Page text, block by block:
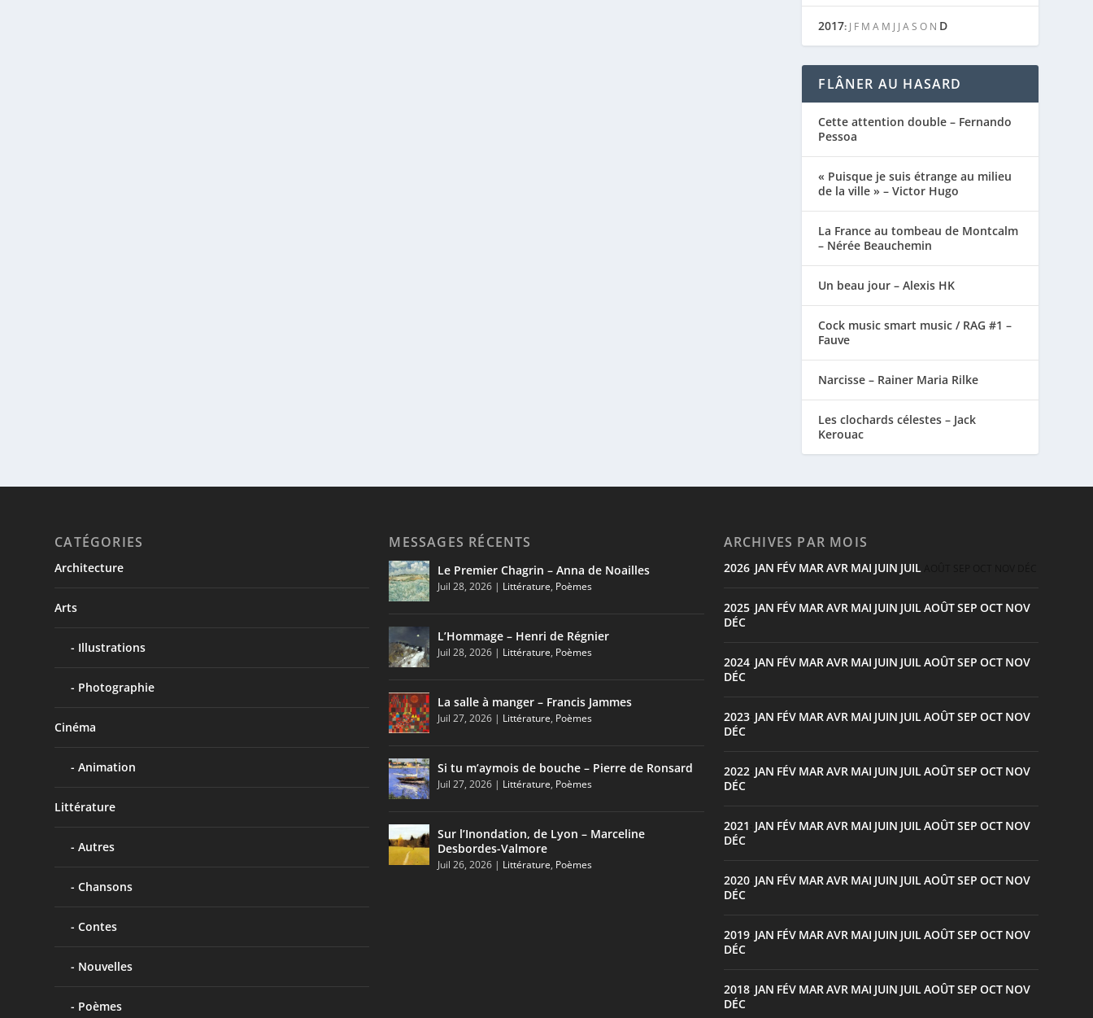
2017: J F M A M J J AS O N D
FLÂNER AU HASARD
Cette attention double – Fernando
Pessoa
« Puisque je suis étrange au milieu
de la ville » – Victor Hugo
La France au tombeau de Montcalm
– Nérée Beauchemin
Un beau jour – Alexis HK
Cock music smart music / RAG #1 –
Fauve
Narcisse – Rainer Maria Rilke
Les clochards célestes – Jack
Kerouac
CATÉGORIES
Architecture
Arts
Illustrations
Photographie
Cinéma
Animation
Littérature
Autres
Chansons
Contes
Nouvelles
Poèmes
MESSAGES RÉCENTS
Le Premier Chagrin – Anna de Noailles
Juil 28, 2026 | Littérature, Poèmes
L’Hommage – Henri de Régnier
Juil 28, 2026 | Littérature, Poèmes
La salle à manger – Francis Jammes
Juil 27, 2026 | Littérature, Poèmes
Si tu m’aymois de bouche – Pierre de Ronsard
Juil 27, 2026 | Littérature, Poèmes
Sur l’Inondation, de Lyon – Marceline
Desbordes-Valmore
Juil 26, 2026 | Littérature, Poèmes
ARCHIVES PAR MOIS
2026: JAN FÉV MARAVR MAI JUIN JUIL
2025: JAN FÉV MARAVR MAI JUIN JUILAOÛTSEP OCT NOV
DÉC
2024: JAN FÉV MARAVR MAI JUIN JUILAOÛTSEP OCT NOV
DÉC
2023: JAN FÉV MARAVR MAI JUIN JUILAOÛTSEP OCT NOV
DÉC
2022: JAN FÉV MARAVR MAI JUIN JUILAOÛTSEP OCT NOV
DÉC
2021 JAN FÉV MARAVR MAI JUIN JUILAOÛTSEP OCT NOV
DÉC
2020: JAN FÉV MARAVR MAI JUIN JUILAOÛTSEP OCT NOV
DÉC
2019: JAN FÉV MARAVR MAI JUIN JUILAOÛTSEP OCT NOV
DÉC
2018: JAN FÉV MARAVR MAI JUIN JUILAOÛTSEP OCT NOV
DÉC